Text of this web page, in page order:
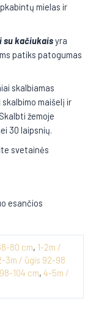
mielas ir
su kačiukaisyra
patiks patogumas
skalbiamas
maišelį ir
žemoje
30 laipsnių.
svetainės
esančios
80 cm, 1-2m /
3m / ūgis 92-98
104 cm, 4-5m /